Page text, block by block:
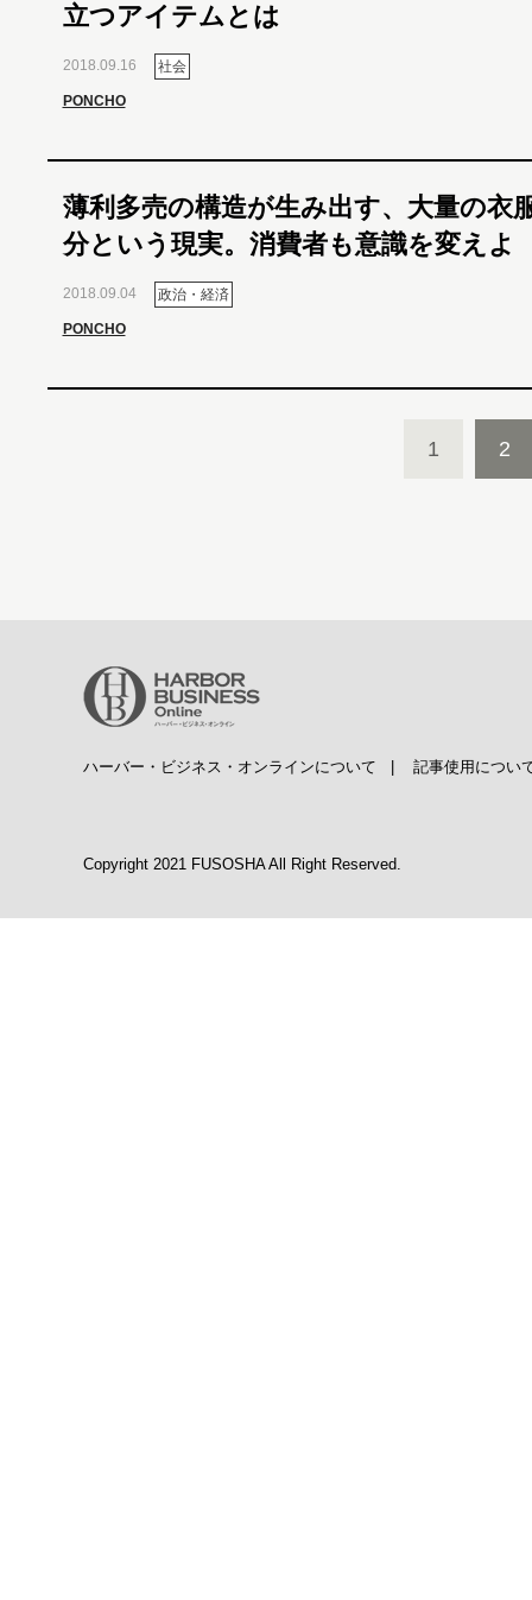
立つアイテムとは
2018.09.16 社会
PONCHO
薄利多売の構造が生み出す、大量の衣
分という現実。消費者も意識を変えよ
2018.09.04 政治・経済
PONCHO
1 2
ハーバー・ビジネス・オンラインについて 記事使用につい
Copyright 2021 FUSOSHA All Right Reserved.